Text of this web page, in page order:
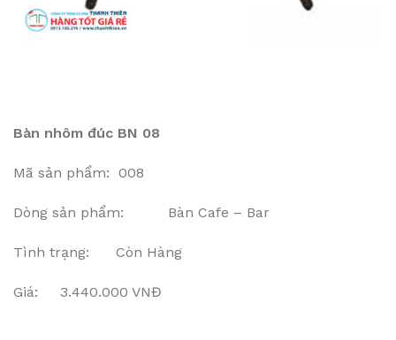
Bàn nhôm đúc BN 08
Mã sản phẩm: 008
Dòng sản phẩm: Bàn Cafe – Bar
Tình trạng: Còn Hàng
Giá: 3.440.000 VNĐ